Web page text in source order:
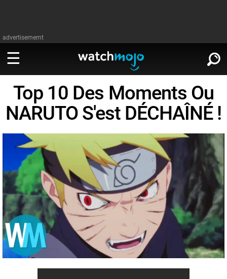
advertisememt
REGARDER
Cinéma
Télévision
Musique
Stars
Jeux vidéo
Comics
Cinéma
Télévision
Musique
Stars
Jeux vidéo
Top 10 Des Moments Ou
NARUTO S'est DÉCHAÎNÉ !